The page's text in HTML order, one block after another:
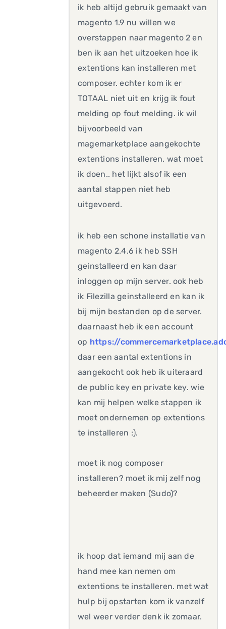
ik heb altijd gebruik gemaakt van
magento 1.9 nu willen we
overstappen naar magento 2 en
ben ik aan het uitzoeken hoe ik
extentions kan installeren met
composer. echter kom ik er
TOTAAL niet uit en krijg ik fout
melding op fout melding. ik wil
bijvoorbeeld van
magemarketplace aangekochte
extentions installeren. wat moet
ik doen.. het lijkt alsof ik een
aantal stappen niet heb
uitgevoerd.
ik heb een schone installatie van
magento 2.4.6 ik heb SSH
geinstalleerd en kan daar
inloggen op mijn server. ook heb
ik Filezilla geinstalleerd en kan ik
bij mijn bestanden op de server.
daarnaast heb ik een account
op https://
daar een aantal extentions in
aangekocht ook heb ik uiteraard
de public key en private key. wie
kan mij helpen welke stappen ik
moet ondernemen op extentions
te installeren :).
moet ik nog composer
installeren? moet ik mij zelf nog
beheerder maken (Sudo)?
ik hoop dat iemand mij aan de
hand mee kan nemen om
extentions te installeren. met wat
hulp bij opstarten kom ik vanzelf
wel weer verder denk ik zomaar.